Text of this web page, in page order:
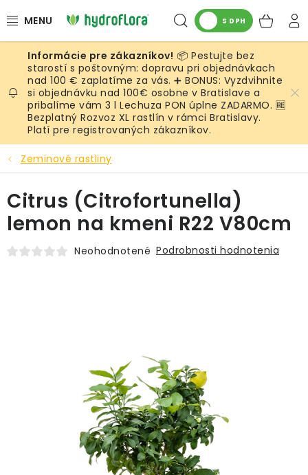
na
Hľadať
S DPH
RASTLINY
UMELÉ RASTLINY
KVETINÁČE
SUBSTRÁTY A PRÍSLUŠENSTVO
SERVIS INTERIÉROVEJ ZELENE
INTERIÉROVÉ DEKORÁCIE
NA OBJEDNÁVKU
📦 Pestujte bez
starostí s poštovným: dopravu pri objednávkach
nad 100 € zaplatíme za vás. ➕ BONUS: Vyzdvihnite
si objednávku nad 100€ osobne v Bratislave a
pribalíme vám 3 l Lechuza PON úplne ZADARMO. 🆓
Bezplatný Rozvoz XL rastlín v rámci Bratislavy.
Platí pre registrovaných zákazníkov.
Zeminové rastliny
Citrus (Citrofortunella)
lemon na kmeni R22 V80cm
Neohodnotené Podrobnosti hodnotenia